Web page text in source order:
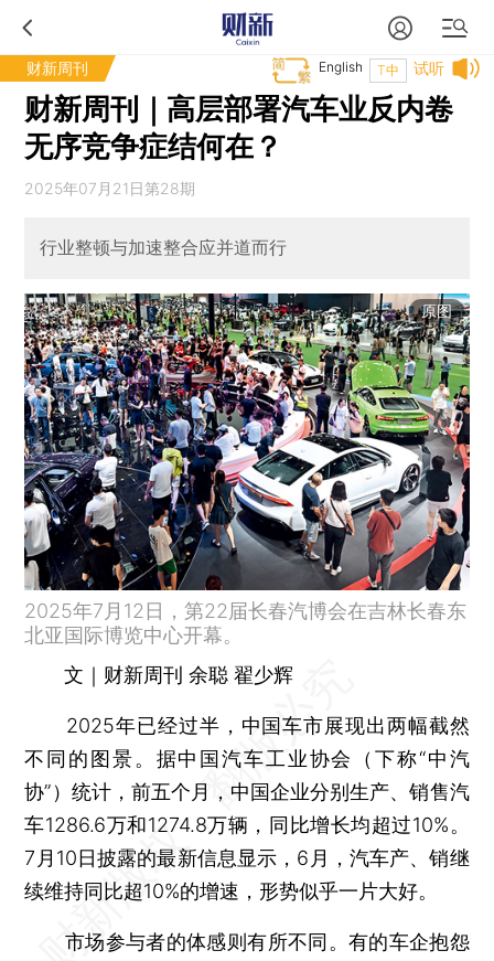
财新周刊 试听
T中
English
财新周刊｜高层部署汽车业反内卷
无序竞争症结何在？
2025年07月21日第28期
行业整顿与加速整合应并道而行
原图
2025年7月12日，第22届长春汽博会在吉林长春东
北亚国际博览中心开幕。
文｜财新周刊 余聪 翟少辉
2025年已经过半，中国车市展现出两幅截然
不同的图景。据中国汽车工业协会（下称“中汽
协”）统计，前五个月，中国企业分别生产、销售汽
车1286.6万和1274.8万辆，同比增长均超过10%。
7月10日披露的最新信息显示，6月，汽车产、销继
续维持同比超10%的增速，形势似乎一片大好。
市场参与者的体感则有所不同。有的车企抱怨